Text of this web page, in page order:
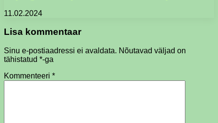
11.02.2024
Lisa kommentaar
Sinu e-postiaadressi ei avaldata. Nõutavad väljad on
tähistatud *-ga
Kommenteeri *